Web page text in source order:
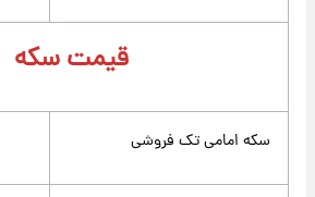
قیمت سکه
سکه امامی تک فروشی